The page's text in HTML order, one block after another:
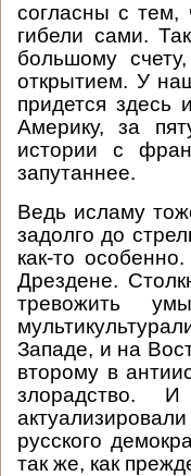
согласны с тем,
гибели сами.
большому
открытием. У
придется
Америку, за
истории с
запутаннее.
Ведь исламу
задолго до
как-то
Дрездене.
тревожить
Западе, и на
второму в
злорадство.
русского
так же, как